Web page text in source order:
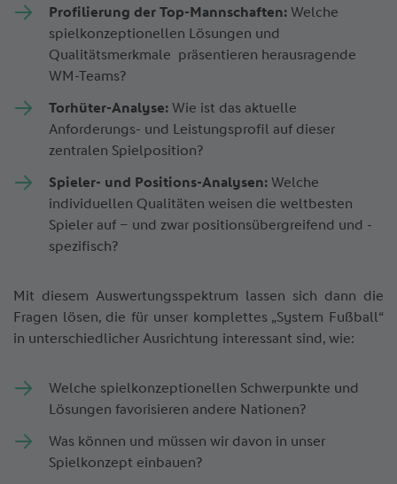
Profilierung der Top-Mannschaften: Welche
spielkonzeptionellen Lösungen und
Qualitätsmerkmale präsentieren herausragende
WM-Teams?
Torhüter-Analyse: Wie ist das aktuelle
Anforderungs- und Leistungsprofil auf dieser
zentralen Spielposition?
Spieler- und Positions-Analysen: Welche
individuellen Qualitäten weisen die weltbesten
Spieler auf – und zwar positionsübergreifend und -
spezifisch?
Mit diesem Auswertungsspektrum lassen sich dann die
Fragen lösen, die für unser komplettes „System Fußball“
in unterschiedlicher Ausrichtung interessant sind, wie:
Welche spielkonzeptionellen Schwerpunkte und
Lösungen favorisieren andere Nationen?
Was können und müssen wir davon in unser
Spielkonzept einbauen?